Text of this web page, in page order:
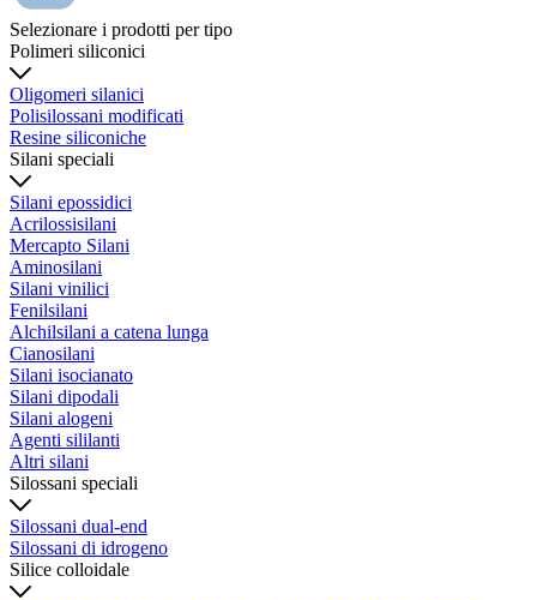
Selezionare i prodotti per tipo
Polimeri siliconici
Oligomeri silanici
Polisilossani modificati
Resine siliconiche
Silani speciali
Silani epossidici
Acrilossisilani
Mercapto Silani
Aminosilani
Silani vinilici
Fenilsilani
Alchilsilani a catena lunga
Cianosilani
Silani isocianato
Silani dipodali
Silani alogeni
Agenti sililanti
Altri silani
Silossani speciali
Silossani dual-end
Silossani di idrogeno
Silice colloidale